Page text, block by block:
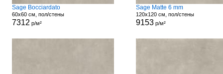
Sage Bocciardato
60x60 см, пол/стены
7312 р/м²
Sage Matte 6 mm
120x120 см, пол/стены
9153р/м²